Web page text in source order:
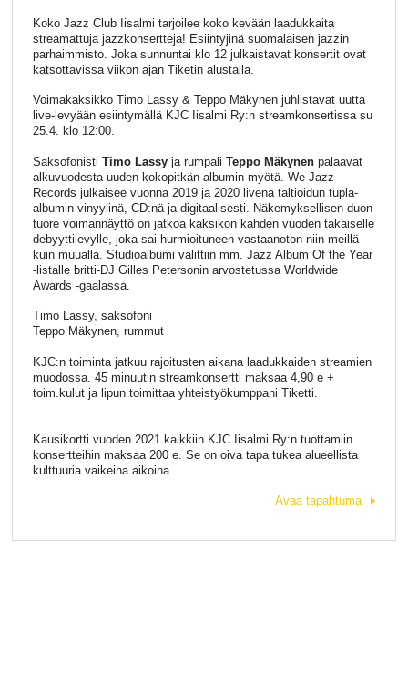
Koko Jazz Club Iisalmi tarjoilee koko kevään laadukkaita
streamattuja jazzkonsertteja! Esiintyjinä suomalaisen jazzin
parhaimmisto. Joka sunnuntai klo 12 julkaistavat konsertit ovat
katsottavissa viikon ajan Tiketin alustalla.
Voimakaksikko Timo Lassy & Teppo Mäkynen juhlistavat uutta
live-levyään esiintymällä KJC Iisalmi Ry:n streamkonsertissa su
25.4. klo 12:00.
Saksofonisti Timo Lassyja rumpali Teppo Mäkynenpalaavat
alkuvuodesta uuden kokopitkän albumin myötä. We Jazz
Records julkaisee vuonna 2019 ja 2020 livenä taltioidun tupla-
albumin vinyylinä, CD:nä ja digitaalisesti. Näkemyksellisen duon
tuore voimannäyttö on jatkoa kaksikon kahden vuoden takaiselle
debyyttilevylle, joka sai hurmioituneen vastaanoton niin meillä
kuin muualla. Studioalbumi valittiin mm. Jazz Album Of the Year
-listalle britti-DJ Gilles Petersonin arvostetussa Worldwide
Awards -gaalassa.
Timo Lassy, saksofoni
Teppo Mäkynen, rummut
KJC:n toiminta jatkuu rajoitusten aikana laadukkaiden streamien
muodossa. 45 minuutin streamkonsertti maksaa 4,90 e +
toim.kulut ja lipun toimittaa yhteistyökumppani Tiketti.
Kausikortti vuoden 2021 kaikkiin KJC Iisalmi Ry:n tuottamiin
konsertteihin maksaa 200 e. Se on oiva tapa tukea alueellista
kulttuuria vaikeina aikoina.
Avaa tapahtuma